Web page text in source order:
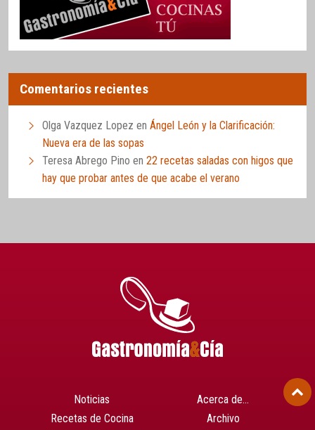
Comentarios recientes
Olga Vazquez Lopez en Ángel León y la Clarificación:
Nueva era de las sopas
Teresa Abrego Pino en 22 recetas saladas con higos que
hay que probar antes de que acabe el verano
Noticias
Recetas de Cocina
Acerca de…
Archivo